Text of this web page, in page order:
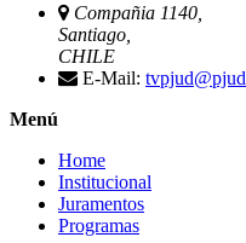
Compañia 1140,
Santiago,
CHILE
E-Mail:
Menú
Home
Institucional
Juramentos
Programas